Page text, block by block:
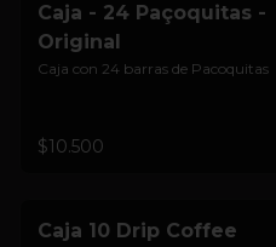
Caja - 24 Paçoquitas -
Original
Caja con 24 barras de Pacoquitas
$10.500
Caja 10 Drip Coffee